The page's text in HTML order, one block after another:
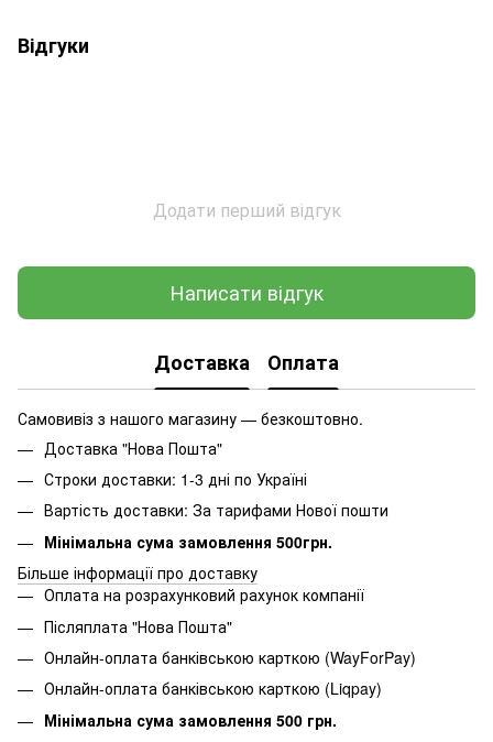
Відгуки
Додати перший відгук
Написати відгук
Доставка Оплата
Самовивіз з нашого магазину — безкоштовно.
Доставка "Нова Пошта"
Строки доставки: 1-3 дні по Україні
Вартість доставки: За тарифами Нової пошти
Мінімальна сума замовлення 500грн.
Більше інформації про доставку
Оплата на розрахунковий рахунок компанії
Післяплата "Нова Пошта"
Онлайн-оплата банківською карткою (WayForPay)
Онлайн-оплата банківською карткою (Liqpay)
Мінімальна сума замовлення 500 грн.